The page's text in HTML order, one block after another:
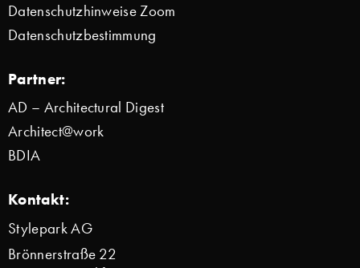
Datenschutzhinweise Zoom
Datenschutzbestimmung
Partner:
AD – Architectural Digest
Architect@work
BDIA
Kontakt:
Stylepark AG
Brönnerstraße 22